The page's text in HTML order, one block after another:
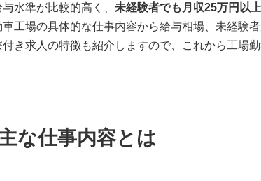
水準が比較的高く、 未経験者でも月収25万円以
工場の具体的な仕事内容から給与相場、未経験
き求人の特徴も紹介しますので、これから工場
な仕事内容とは